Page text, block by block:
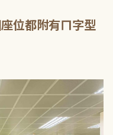
位都附有ㄇ字型